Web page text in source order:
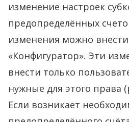
изменение настроек
предопределённых
изменения можно
«Конфигуратор». Эти
внести только
нужные для этого права
Если возникает